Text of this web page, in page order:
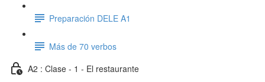
Preparación DELE A1
Más de 70 verbos
A2 : Clase - 1 - El restaurante